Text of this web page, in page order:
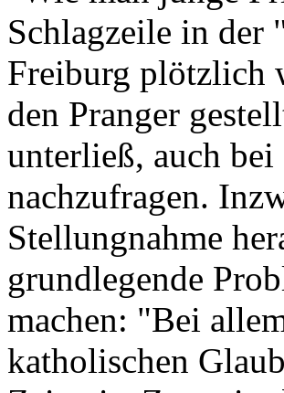
Schlagzeile in der
Freiburg plötzlich
den Pranger
unterließ, auch
nachzufragen.
Stellungnahme
grundlegende
machen: "Bei
katholischen